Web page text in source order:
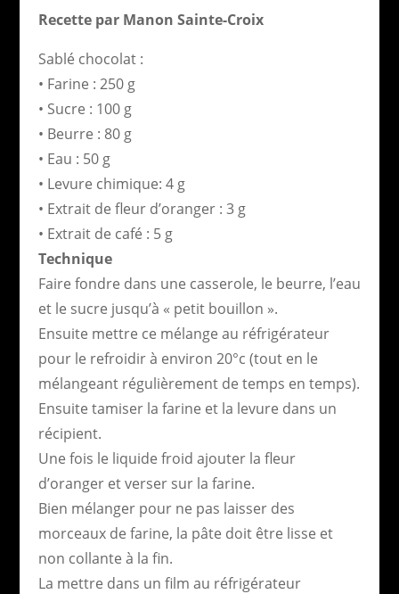
Recette par Manon Sainte-Croix
Sablé chocolat :
• Farine : 250 g
• Sucre : 100 g
• Beurre : 80 g
• Eau : 50 g
• Levure chimique: 4 g
• Extrait de fleur d’oranger : 3 g
• Extrait de café : 5 g
Technique
Faire fondre dans une casserole, le beurre, l’eau
et le sucre jusqu’à « petit bouillon ».
Ensuite mettre ce mélange au réfrigérateur
pour le refroidir à environ 20°c (tout en le
mélangeant régulièrement de temps en temps).
Ensuite tamiser la farine et la levure dans un
récipient.
Une fois le liquide froid ajouter la fleur
d’oranger et verser sur la farine.
Bien mélanger pour ne pas laisser des
morceaux de farine, la pâte doit être lisse et
non collante à la fin.
La mettre dans un film au réfrigérateur